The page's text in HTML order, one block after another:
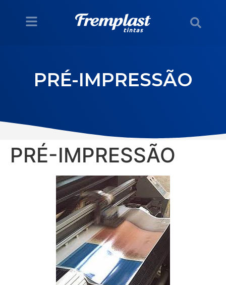
PRÉ-IMPRESSÃO
PRÉ-IMPRESSÃO